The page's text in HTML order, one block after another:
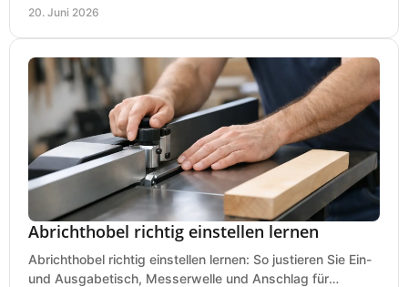
20. Juni 2026
Abrichthobel richtig einstellen lernen
Abrichthobel richtig einstellen lernen: So justieren Sie Ein-
und Ausgabetisch, Messerwelle und Anschlag für